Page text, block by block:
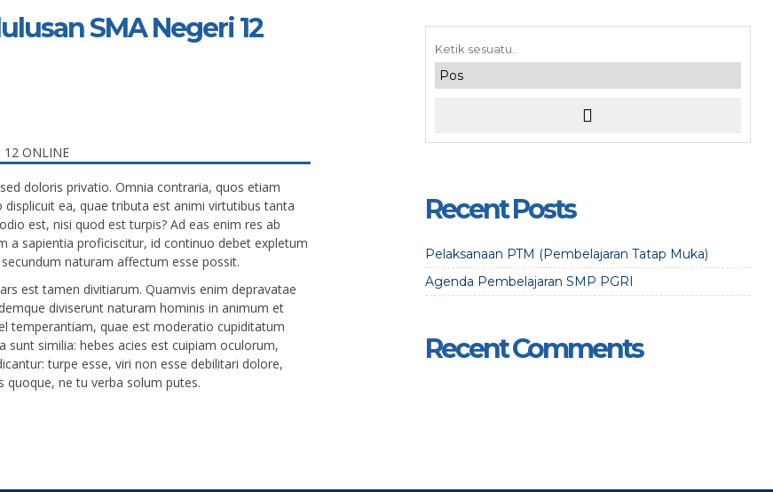
SMA Negeri 12
doloris privatio. Omnia contraria, quos etiam
displicuit ea, quae tributa est animi virtutibus tanta
est, nisi quod est turpis? Ad eas enim res ab
a sapientia proficiscitur, id continuo debet expletum
naturam affectum esse possit.
est tamen divitiarum. Quamvis enim depravatae
diviserunt naturam hominis in animum et
temperantiam, quae est moderatio cupiditatum
sunt similia: hebes acies est cuipiam oculorum,
turpe esse, viri non esse debilitari dolore,
quoque, ne tu verba solum putes.
Recent Posts
Pelaksanaan PTM (Pembelajaran Tatap Muka)
Agenda Pembelajaran SMP PGRI
Recent Comments